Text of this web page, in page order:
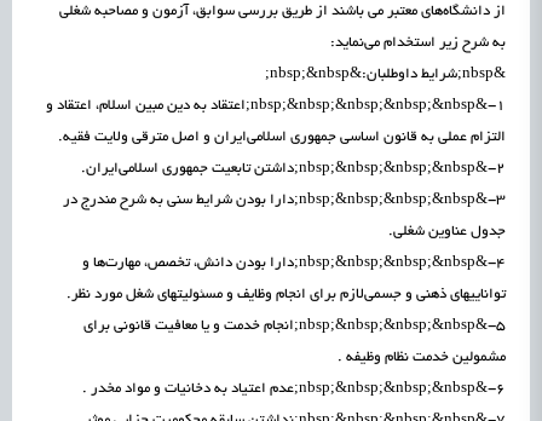
از دانشگاه‌های معتبر می باشند از طریق بررسی سوابق، آزمون و مصاحبه شغلی
به شرح زیر استخدام می‌نماید:
&nbsp;شرایط داوطلبان:&nbsp;&nbsp;
1-&nbsp;&nbsp;&nbsp;&nbsp;&nbsp;اعتقاد به دین مبین اسلام، اعتقاد و
التزام عملی به قانون اساسی جمهوری اسلامی‌ایران و اصل مترقی ولایت فقیه.
2-&nbsp;&nbsp;&nbsp;&nbsp;داشتن تابعیت جمهوری اسلامی‌ایران.
3-&nbsp;&nbsp;&nbsp;&nbsp;دارا بودن شرایط سنی به شرح مندرج در
جدول عناوین شغلی.
4-&nbsp;&nbsp;&nbsp;&nbsp;دارا بودن دانش، تخصص، مهارت‌ها و
تواناییهای ذهنی و جسمی‌لازم برای انجام وظایف و مسئولیتهای شغل مورد نظر.
5-&nbsp;&nbsp;&nbsp;&nbsp;انجام خدمت و یا معافیت قانونی برای
مشمولین خدمت نظام وظیفه .
6-&nbsp;&nbsp;&nbsp;&nbsp;عدم اعتیاد به دخانیات و مواد مخدر .